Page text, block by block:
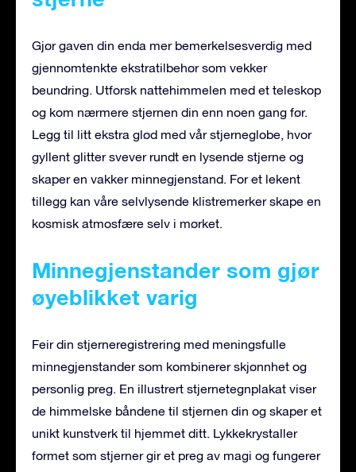
Gjør gaven din enda mer bemerkelsesverdig med
gjennomtenkte ekstratilbehør som vekker
beundring. Utforsk nattehimmelen med et teleskop
og kom nærmere stjernen din enn noen gang før.
Legg til litt ekstra glød med vår stjerneglobe, hvor
gyllent glitter svever rundt en lysende stjerne og
skaper en vakker minnegjenstand. For et lekent
tillegg kan våre selvlysende klistremerker skape en
kosmisk atmosfære selv i mørket.
Minnegjenstander som gjør
øyeblikket varig
Feir din stjerneregistrering med meningsfulle
minnegjenstander som kombinerer skjønnhet og
personlig preg. En illustrert stjernetegnplakat viser
de himmelske båndene til stjernen din og skaper et
unikt kunstverk til hjemmet ditt. Lykkekrystaller
formet som stjerner gir et preg av magi og fungerer